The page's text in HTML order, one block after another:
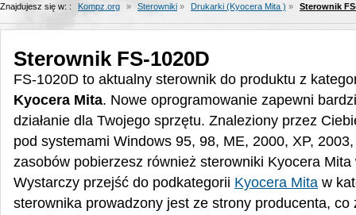
Znajdujesz się w: : Kompz.org » Sterowniki » Drukarki (Kyocera Mita ) » Sterownik
Sterownik FS-1020D
FS-1020D to aktualny sterownik do produktu z
Kyocera Mita. Nowe oprogramowanie zapewni
działanie dla Twojego sprzętu. Znaleziony przez
pod systemami Windows 95, 98, ME, 2000, XP,
zasobów pobierzesz również sterowniki Kyocera
Wystarczy przejść do podkategorii Kyocera Mita w
sterownika prowadzony jest ze strony producenta,